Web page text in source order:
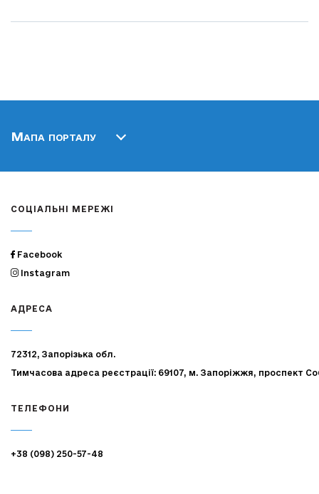
Мапа порталу
СОЦІАЛЬНІ МЕРЕЖІ
Facebook
Instagram
АДРЕСА
72312, Запорізька обл.
Тимчасова адреса реєстрації: 69107, м. Запоріжжя, проспект
ТЕЛЕФОНИ
+38 (098) 250-57-48